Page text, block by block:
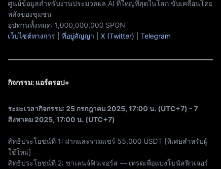
ศูนย์ข้อมูลสำหรับงานประมวลผล AI ที่ใหญ่ที่สุดในโลก ขับเคลื่อนโดย
พลังของชุมชน
อุปทานทั้งหมด: 1,000,000,000 SPON
เว็บไซต์ทางการ
ที่อยู่สัญญา X (Twitter) Telegram
กิจกรรม: แอร์ดรอป+
ระยะเวลากิจกรรม:25 กรกฎาคม 2025, 17:00 น. (UTC+7) - 7
สิงหาคม 2025, 17:00 น. (UTC+7)
สิทธิประโยชน์ที่ 1: ฝากและร่วมแชร์ 55,000 USDT [พิเศษสำหรับผู้
ใช้ใหม่]
สิทธิประโยชน์ที่ 2: ชาเลนจ์ฟิวเจอร์ส — เทรดเพื่อแบ่งโบนัสฟิวเจอร์